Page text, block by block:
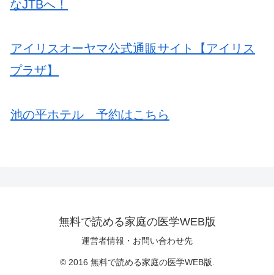
なJTBへ！
アイリスオーヤマ公式通販サイト【アイリス
プラザ】
池の平ホテル 予約はこちら
無料で読める家庭の医学WEB版
運営者情報・お問い合わせ先
© 2016 無料で読める家庭の医学WEB版.